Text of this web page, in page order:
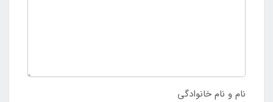
نام و نام خانوادگی